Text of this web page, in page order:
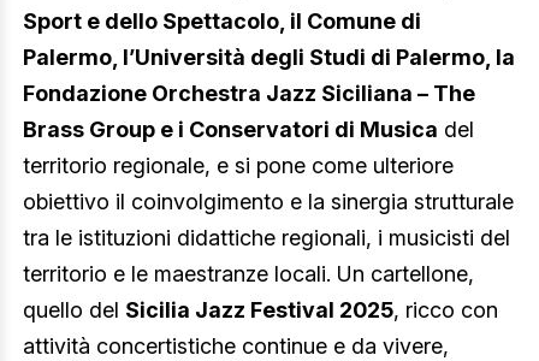
Sport e dello Spettacolo, il Comune di
Palermo, l’Università degli Studi di Palermo, la
Fondazione Orchestra Jazz Siciliana – The
Brass Group e i Conservatori di Musica del
territorio regionale, e si pone come ulteriore
obiettivo il coinvolgimento e la sinergia strutturale
tra le istituzioni didattiche regionali, i musicisti del
territorio e le maestranze locali. Un cartellone,
quello del Sicilia Jazz Festival 2025, ricco con
attività concertistiche continue e da vivere,